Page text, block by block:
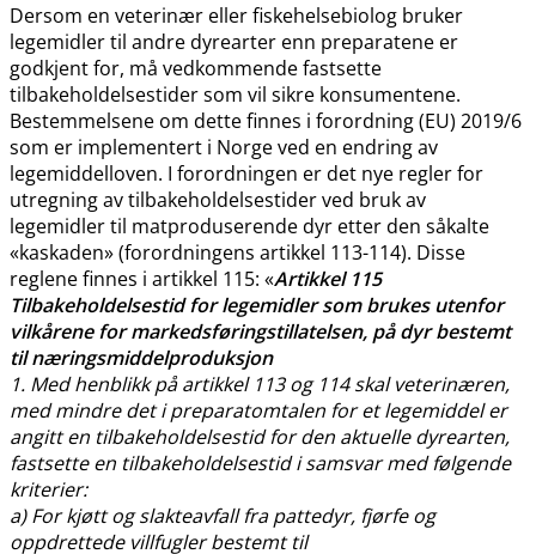
Dersom en veterinær eller fiskehelsebiolog bruker
legemidler til andre dyrearter enn preparatene er
godkjent for, må vedkommende fastsette
tilbakeholdelsestider som vil sikre konsumentene.
Bestemmelsene om dette finnes i forordning (EU) 2019/6
som er implementert i Norge ved en endring av
legemiddelloven. I forordningen er det nye regler for
utregning av tilbakeholdelsestider ved bruk av
legemidler til matproduserende dyr etter den såkalte
«kaskaden» (forordningens artikkel 113-114). Disse
reglene finnes i artikkel 115: «Artikkel 115
Tilbakeholdelsestid for legemidler som brukes utenfor
vilkårene for markedsføringstillatelsen, på dyr bestemt
til næringsmiddelproduksjon
1. Med henblikk på artikkel 113 og 114 skal veterinæren,
med mindre det i preparatomtalen for et legemiddel er
angitt en tilbakeholdelsestid for den aktuelle dyrearten,
fastsette en tilbakeholdelsestid i samsvar med følgende
kriterier:
a) For kjøtt og slakteavfall fra pattedyr, fjørfe og
oppdrettede villfugler bestemt til